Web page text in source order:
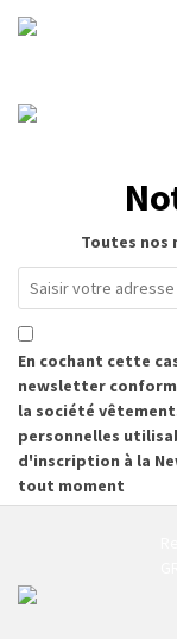
Toutes nos
En cochant cette
newsletter
la société
personnelles
d'inscription à la
tout moment